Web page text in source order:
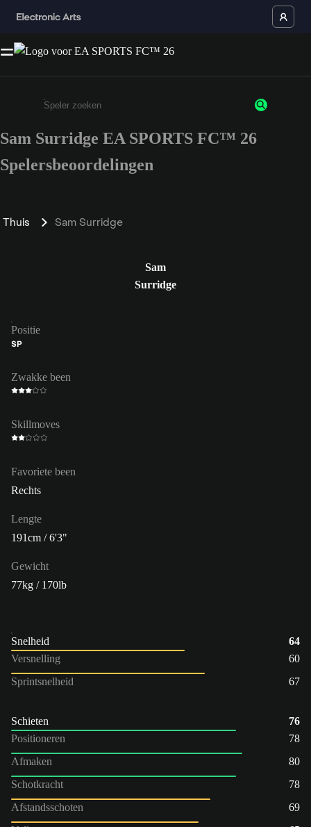
Enter a minimum of 3 characters or numbers
Sam Surridge EA SPORTS FC™ 26
Spelersbeoordelingen
Thuis Sam Surridge
Sam
Surridge
Positie
SP
Zwakke been
Skillmoves
Favoriete been
Rechts
Lengte
191cm / 6'3"
Gewicht
77kg / 170lb
Snelheid
64
Versnelling
60
Sprintsnelheid
67
Schieten
76
Positioneren
78
Afmaken
80
Schotkracht
78
Afstandsschoten
69